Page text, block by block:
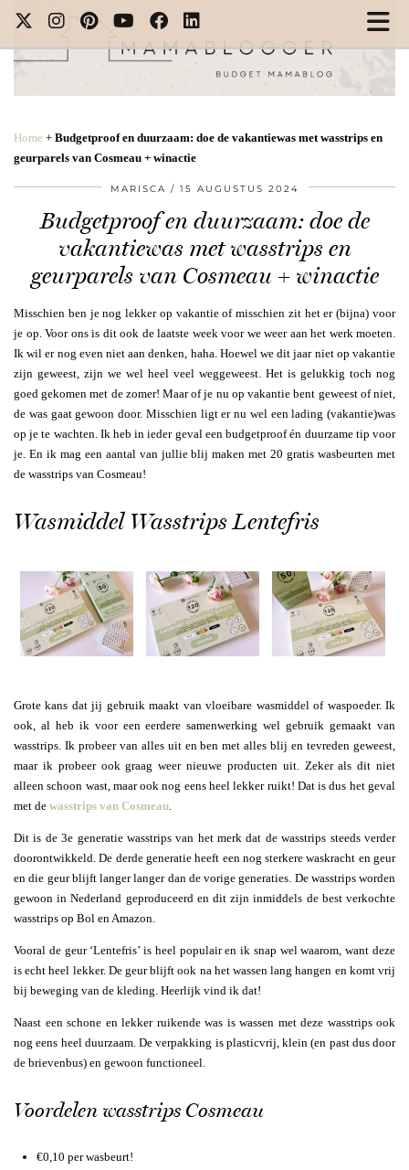
Home + Budgetproof en duurzaam: doe de vakantiewas met wasstrips en
geurparels van Cosmeau + winactie
MARISCA 15 AUGUSTUS 2024
Budgetproof en duurzaam: doe de
vakantiewas met wasstrips en
geurparels van Cosmeau + winactie
Misschien ben je nog lekker op vakantie of misschien zit het er (bijna) voor
je op. Voor ons is dit ook de laatste week voor we weer aan het werk moeten.
Ik wil er nog even niet aan denken, haha. Hoewel we dit jaar niet op vakantie
zijn geweest, zijn we wel heel veel weggeweest. Het is gelukkig toch nog
goed gekomen met de zomer! Maar of je nu op vakantie bent geweest of niet,
de was gaat gewoon door. Misschien ligt er nu wel een lading (vakantie)was
op je te wachten. Ik heb in ieder geval een budgetproof én duurzame tip voor
je. En ik mag een aantal van jullie blij maken met 20 gratis wasbeurten met
de wasstrips van Cosmeau!
Wasmiddel Wasstrips Lentefris
Grote kans dat jij gebruik maakt van vloeibare wasmiddel of waspoeder. Ik
ook, al heb ik voor een eerdere samenwerking wel gebruik gemaakt van
wasstrips. Ik probeer van alles uit en ben met alles blij en tevreden geweest,
maar ik probeer ook graag weer nieuwe producten uit. Zeker als dit niet
alleen schoon wast, maar ook nog eens heel lekker ruikt! Dat is dus het geval
met de wasstrips van Cosmeau
Dit is de 3e generatie wasstrips van het merk dat de wasstrips steeds verder
doorontwikkeld. De derde generatie heeft een nog sterkere waskracht en geur
en die geur blijft langer langer dan de vorige generaties. De wasstrips worden
gewoon in Nederland geproduceerd en dit zijn inmiddels de best verkochte
wasstrips op Bol en Amazon.
Vooral de geur ‘Lentefris’ is heel populair en ik snap wel waarom, want deze
is echt heel lekker. De geur blijft ook na het wassen lang hangen en komt vrij
bij beweging van de kleding. Heerlijk vind ik dat!
Naast een schone en lekker ruikende was is wassen met deze wasstrips ook
nog eens heel duurzaam. De verpakking is plasticvrij, klein (en past dus door
de brievenbus) en gewoon functioneel.
Voordelen wasstrips Cosmeau
€0,10 per wasbeurt!